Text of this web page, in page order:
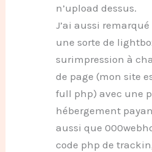
n’upload dessus.
J’ai aussi
une sorte de
surimpression à
de page (mon site
full php) avec une
hébergement
aussi que
code php de